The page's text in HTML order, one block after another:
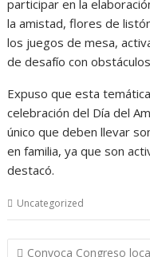
participar en la
la amistad, flores de
los juegos de mesa,
de desafío con
Expuso que esta
celebración del Día del
único que deben llevar
en familia, ya que son
destacó.
Uncategorized
Navegación
Convoca Congreso